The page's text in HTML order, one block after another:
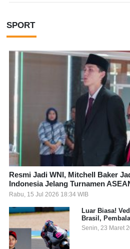
SPORT
Resmi Jadi WNI, Mitchell Baker
Indonesia Jelang Turnamen
Rabu, 15 Jul 2026 18:34 WIB
Luar Biasa!
Brasil,
Grand Prix
Senin, 23 Maret